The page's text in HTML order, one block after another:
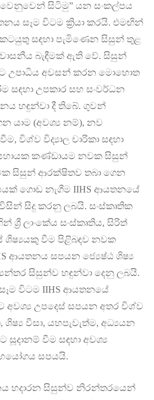
වෙනුවෙන් සිටිමු” යන සංකල්පය
සෑම විටම ක්‍රියා කරයි. එමඟින්
සඳහා පැමිණෙන සිසුන් තුළ
බැඳීමක් ඇති වේ. සිසුන්
උපාධිය අවසන් කරන මොහොත
සඳහා උපකාර සහ සංවර්ධන
හඳුන්වා දී තිබේ. ගුවන්
යාම (අවශ්‍ය නම්), නව
විශ්ව විද්‍යාල චාරිකා සඳහා
සහායක කණ්ඩායම නවක සිසුන්
සිසුන් ආරක්ෂිතව තබා ගෙන
ගොඩ නැගීම IIHS ආයතනයේ
සිදු කරනු ලබයි. සංස්කෘතික
ශ්‍රී ලාංකේය සංස්කෘතිය, සිරිත්
ශිෂ්‍යයකු වීම පිළිබඳව නවක
ආයතනය සපයන ජ්‍යෙෂ්ඨ ශිෂ්‍ය
සිසුන්ව හඳුන්වා දෙනු ලබයි.
විටම IIHS ආයතනයේ
අවශ්‍ය උපදෙස් සපයන අතර විශ්ව
ශිෂ්‍ය වීසා, යහපැවැත්ම, අධ්‍යයන
සූදානම් වීම සඳහා අවශ්‍ය
සපයයි.
හදාරන සිසුන්ව නිරන්තරයෙන්